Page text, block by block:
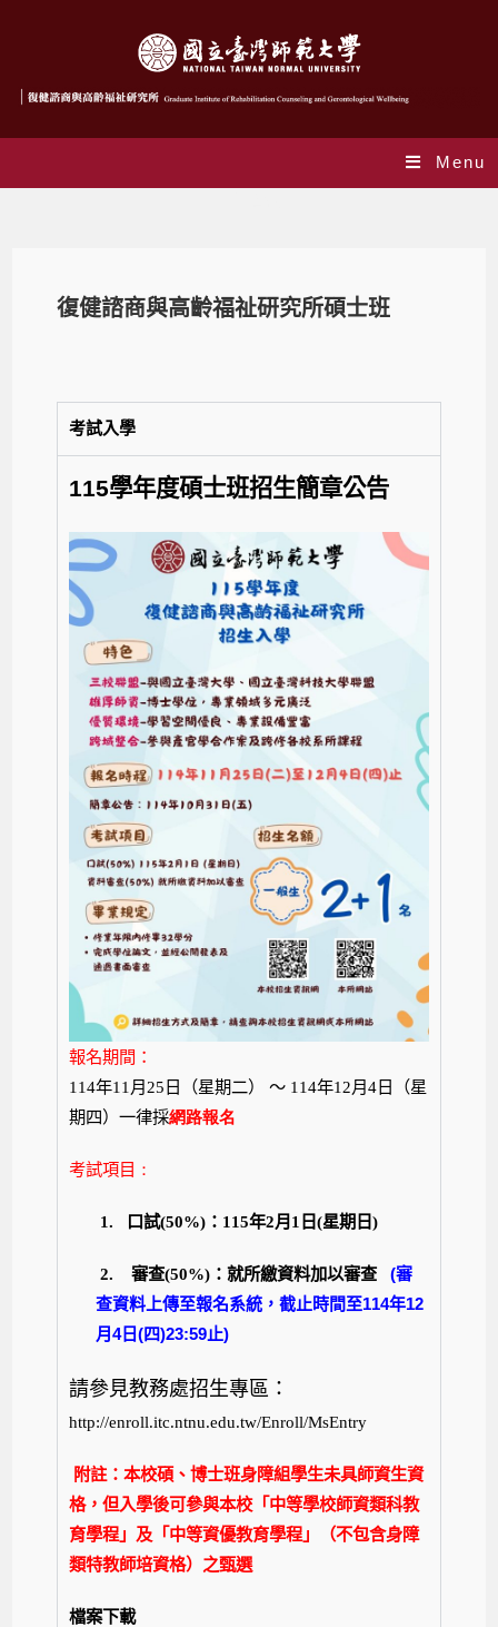
Menu
復健諮商與高齡福祉研究所碩士班
考試入學
115學年度碩士班招生簡章公告
報名期間：
114年11 月25日（星期二） ～ 114年12月4日（星
期四）一律採網路報名
考試項目 ：
1. 口試(50%) ： 115年2月1 日(星期日)
2.審查(50%) ：就所繳資料加以審查
(審
查資料上傳至報名系統，截止時間至114年12
月4日(四)23:59止)
請參見教務處招生專區：
http://enroll.itc.ntnu.edu.tw/Enroll/MsEntry
附註：本校碩、博士班身障組學生未具師資生資
格，但入學後可參與本校「中等學校師資類科教
育學程」及「中等資優教育學程」（不包含身障
類特教師培資格）之甄選
檔案下載